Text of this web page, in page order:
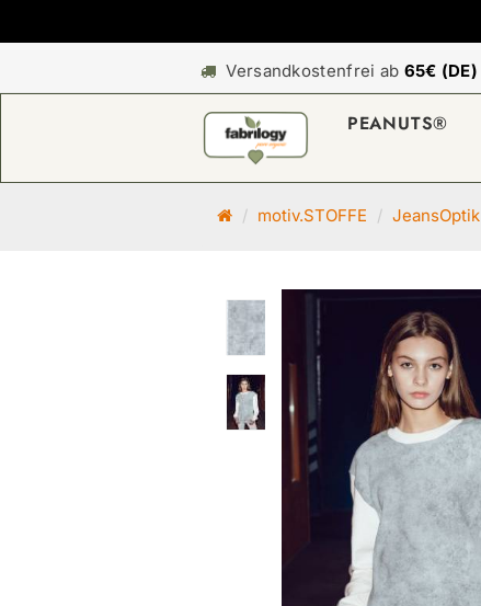
Versandkostenfrei ab 65€ (DE)
PEANUTS®
S
t
s
e
t
motiv.STOFFE JeansOptik